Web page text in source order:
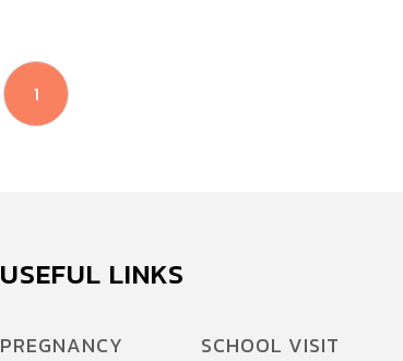
1
USEFUL LINKS
PREGNANCY
SCHOOL VISIT